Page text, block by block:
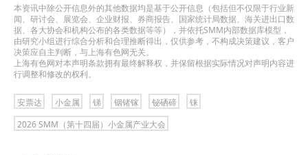
安票达助力有色企业降本增收
•安票达成立背景
有色金属行业企业（金属冶炼、加工、贸易）大多
企业都会用承兑汇票结算货款，去银行贴现成本较
高，手续多操作繁琐，给企业带来诸多不便。经过
本资讯中除公开信息外的其他数据均是基于公开信息（包括但不仅限于行业新
闻、研讨会、展览会、企业财报、券商报告、国家统计局数据、海关进出口数
据、各大协会和机构公布的各类数据等等），并依托SMM内部数据库模型，
由研究小组进行综合分析和合理推断得出，仅供参考，不构成决策建议，客户
决策应自主判断，与上海有色网无关。
上海有色网对本声明条款拥有最终解释权，并保留根据实际情况对声明内容进
行调整和修改的权利。
安票达 小金属 锑 铟锗镓 铋硒碲
铼
2026 SMM（第十四届）小金属产业大会